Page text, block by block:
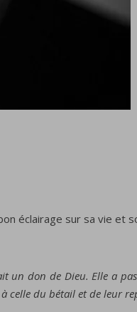
éclairage sur sa vie et
don de Dieu. Elle a
celle du bétail et de leur